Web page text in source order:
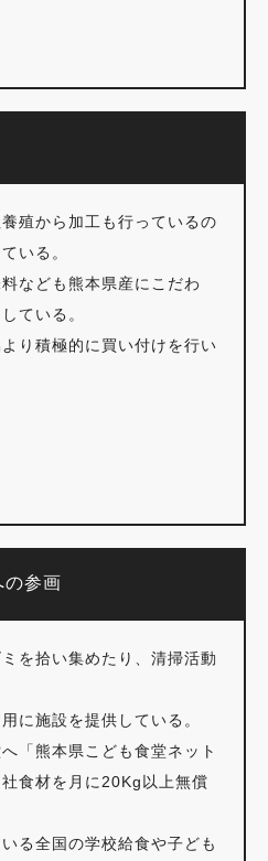
殖から加工も行っているの
いる。
なども熊本県産にこだわ
ている。
り積極的に買い付けを行い
の参画
を拾い集めたり、清掃活動
に施設を提供している。
「熊本県こども食堂ネット
食材を月に20Kg以上無償
る全国の学校給食や子ども